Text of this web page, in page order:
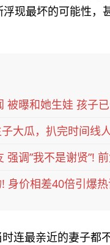
现最坏的可能性，
被曝和她生娃 孩子
大瓜，扒完时间线
调”我不是谢贤”!
身价相差40倍引爆
连最亲近的妻子都